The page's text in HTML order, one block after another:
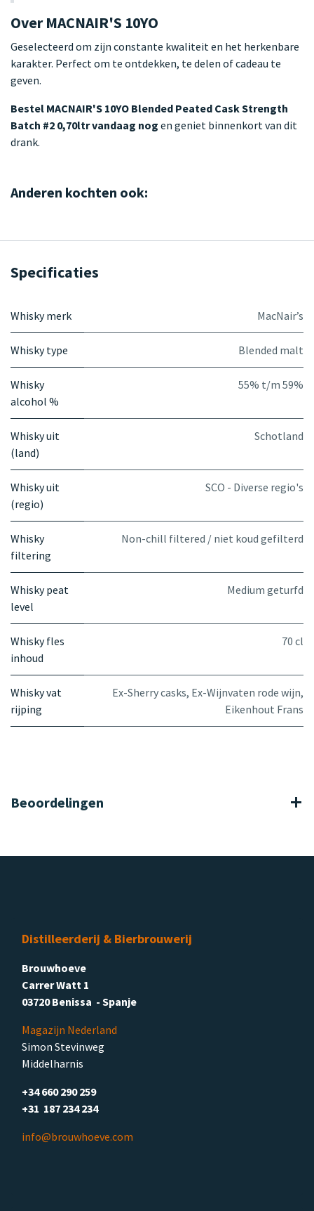
Over MACNAIR'S 10YO
Geselecteerd om zijn constante kwaliteit en het herkenbare
karakter. Perfect om te ontdekken, te delen of cadeau te
geven.
Bestel MACNAIR'S 10YO Blended Peated Cask Strength
Batch #2 0,70ltr vandaag nog en geniet binnenkort van dit
drank.
Anderen kochten ook:
Specificaties
Whisky merk MacNair’s
Whisky type Blended malt
Whisky
alcohol %
55% t/m 59%
Whisky uit
(land)
Schotland
Whisky uit
(regio)
SCO - Diverse regio's
Whisky
filtering
Non-chill filtered / niet koud gefilterd
Whisky peat
level
Medium geturfd
Whisky fles
inhoud
70 cl
Whisky vat
rijping
Ex-Sherry casks, Ex-Wijnvaten rode wijn,
Eikenhout Frans
Beoordelingen
Distilleerderij & Bierbrouwerij
Brouwhoeve
Carrer Watt 1
03720 Benissa - Spanje
Magazijn Nederland
Simon Stevinweg
Middelharnis
+34 660 290 259
+31 187 234 234
info@brouwhoeve.com